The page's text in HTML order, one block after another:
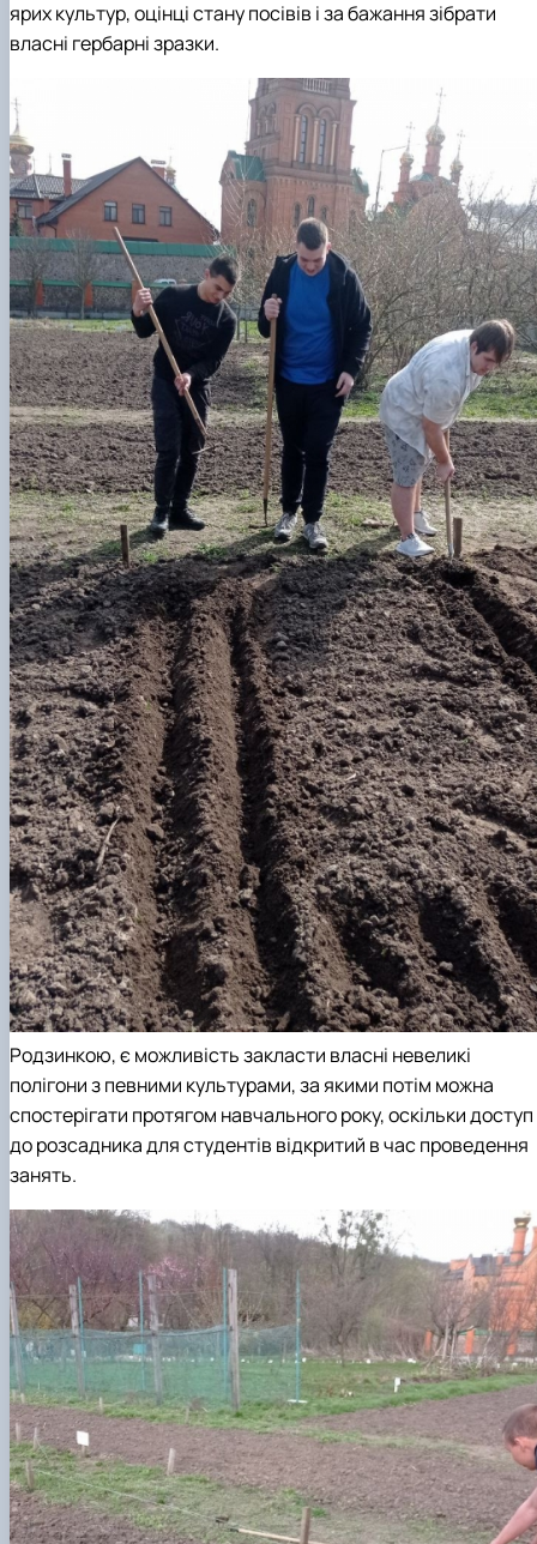
ярих культур, оцінці стану посівів і за бажання зібрати
власні гербарні зразки.
Родзинкою, є можливість закласти власні невеликі
полігони з певними культурами, за якими потім можна
спостерігати протягом навчального року, оскільки доступ
до розсадника для студентів відкритий в час проведення
занять.